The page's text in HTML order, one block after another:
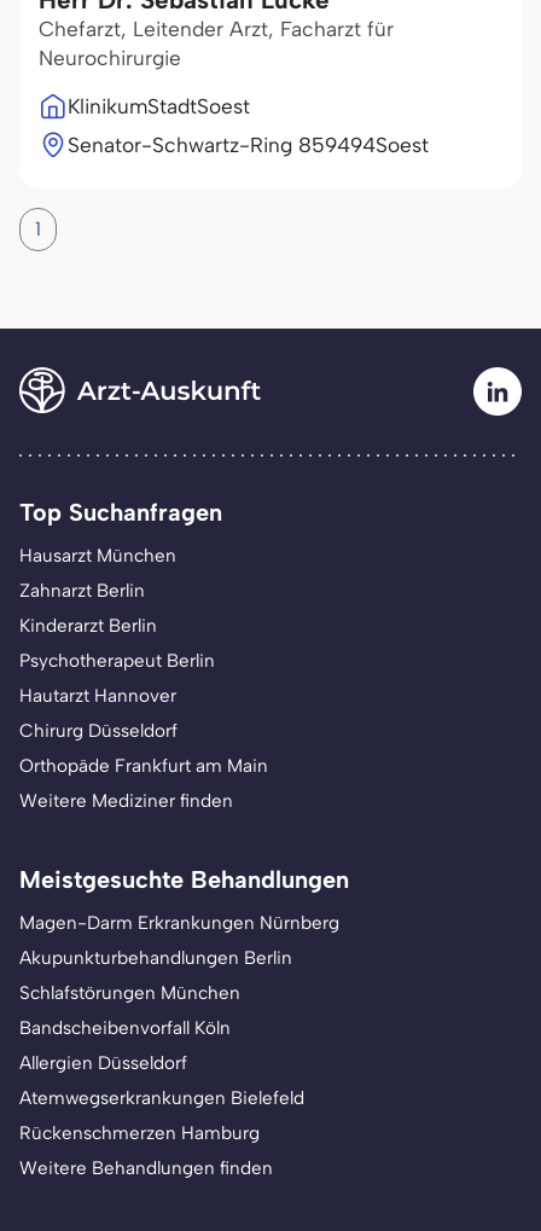
Chefarzt, Leitender Arzt, Facharzt für
Neurochirurgie
KlinikumStadtSoest
Senator-Schwartz-Ring 859494Soest
1
Top Suchanfragen
Hausarzt München
Zahnarzt Berlin
Kinderarzt Berlin
Psychotherapeut Berlin
Hautarzt Hannover
Chirurg Düsseldorf
Orthopäde Frankfurt am Main
Weitere Mediziner finden
Meistgesuchte Behandlungen
Magen-Darm Erkrankungen Nürnberg
Akupunkturbehandlungen Berlin
Schlafstörungen München
Bandscheibenvorfall Köln
Allergien Düsseldorf
Atemwegserkrankungen Bielefeld
Rückenschmerzen Hamburg
Weitere Behandlungen finden